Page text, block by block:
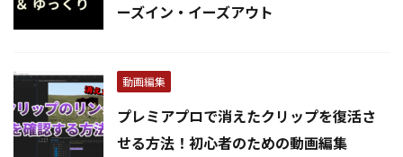
ーズイン・イーズアウト
動画編集
プレミアプロで消えたクリップを復活さ
せる方法！初心者のための動画編集